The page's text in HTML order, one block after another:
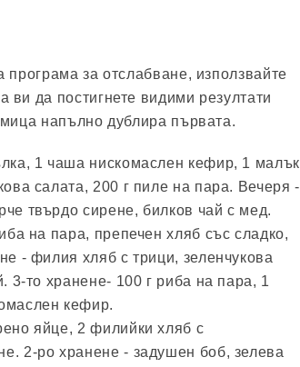
програма за отслабване, използвайте
ви да постигнете видими резултати
напълно дублира първата.
1 чаша нискомаслен кефир, 1 малък
салата, 200 г пиле на пара. Вечеря -
твърдо сирене, билков чай ​​с мед.
на пара, препечен хляб със сладко,
- филия хляб с трици, зеленчукова
3-то хранене- 100 г риба на пара, 1
кефир.
яйце, 2 филийки хляб с
2-ро хранене - задушен боб, зелева